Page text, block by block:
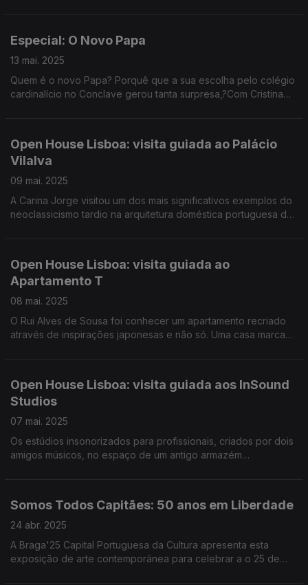
Especial: O Novo Papa
13 mai. 2025
Quem é o novo Papa? Porquê que a sua escolha pelo colégio
cardinalício no Conclave gerou tanta surpresa,?Com Cristina
Open House Lisboa: visita guiada ao Palácio
Vilalva
09 mai. 2025
A Carina Jorge visitou um dos mais significativos exemplos do
neoclassicismo tardio na arquitetura doméstica portuguesa do
Open House Lisboa: visita guiada ao
Apartamento T
08 mai. 2025
O Rui Alves de Sousa foi conhecer um apartamento recriado
através de inspirações japonesas e não só. Uma casa marcada
Open House Lisboa: visita guiada aos InSound
Studios
07 mai. 2025
Os estúdios insonorizados para profissionais, criados por dois
amigos músicos, no espaço de um antigo armazém
Somos Todos Capitães: 50 anos em Liberdade
24 abr. 2025
A Braga'25 Capital Portuguesa da Cultura apresenta esta
exposição de arte contemporânea para celebrar a o 25 de